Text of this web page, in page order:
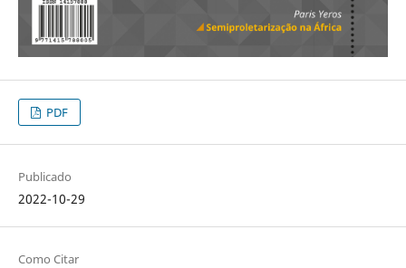
PDF
Publicado
2022-10-29
Como Citar